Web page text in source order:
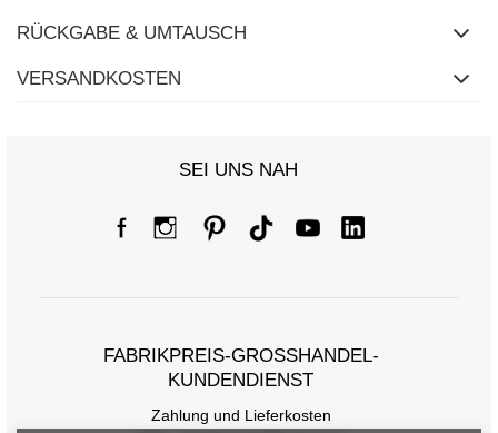
RÜCKGABE & UMTAUSCH
VERSANDKOSTEN
SEI UNS NAH
FABRIKPREIS-GROSSHANDEL-K
UNDENDIENST
Zahlung und Lieferkosten